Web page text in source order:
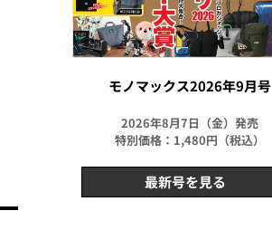
モノマックス2026年9月号
2026年8月7日（金）発売
特別価格：1,480円（税込）
最新号を見る